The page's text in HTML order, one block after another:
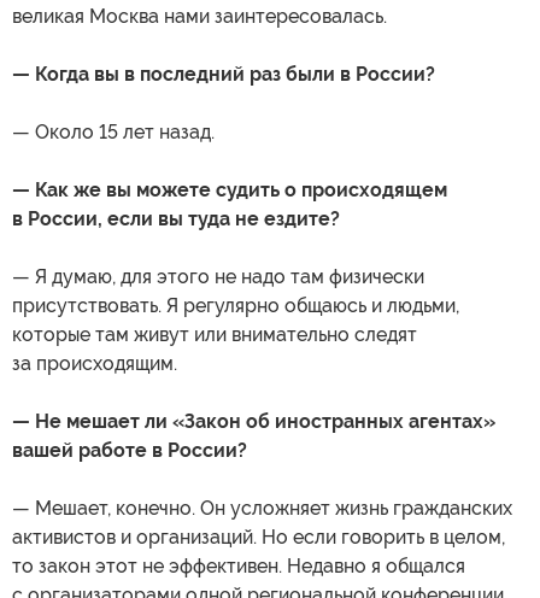
великая Москва нами заинтересовалась.
— Когда вы в последний раз были в России?
— Около 15 лет назад.
— Как же вы можете судить о происходящем
в России, если вы туда не ездите?
— Я думаю, для этого не надо там физически
присутствовать. Я регулярно общаюсь и людьми,
которые там живут или внимательно следят
за происходящим.
— Не мешает ли «Закон об иностранных агентах»
вашей работе в России?
— Мешает, конечно. Он усложняет жизнь гражданских
активистов и организаций. Но если говорить в целом,
то закон этот не эффективен. Недавно я общался